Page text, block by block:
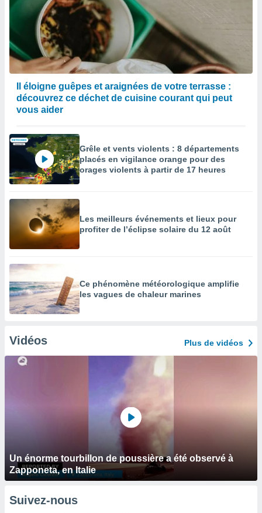
Il éloigne guêpes et araignées de votre terrasse :
découvrez ce déchet de cuisine courant qui peut
vous aider
Grêle et vents violents : 8 départements
placés en vigilance orange pour des
orages violents à partir de 17 heures
Les meilleurs événements et lieux pour
profiter de l’éclipse solaire du 12 août
Ce phénomène météorologique amplifie
les vagues de chaleur marines
Vidéos Plus de vidéos
Un énorme tourbillon de poussière a été observé à
Zapponeta, en Italie
Suivez-nous